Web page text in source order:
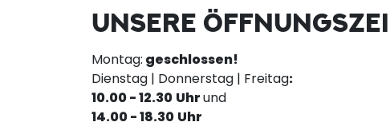
UNSERE
Montag: geschlossen!
Dienstag | Donnerstag | Freitag:
10.00 - 12.30 Uhrund
14.00 - 18.30 Uhr